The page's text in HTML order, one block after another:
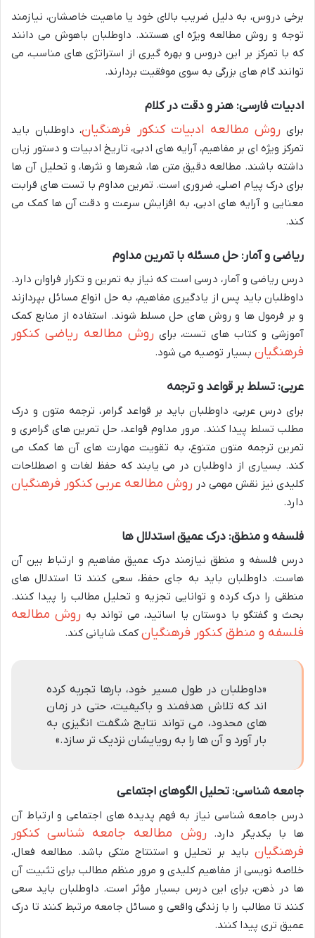
برخی دروس، به دلیل ضریب بالای خود یا ماهیت خاصشان، نیازمند
توجه و روش مطالعه ویژه ای هستند. داوطلبان باهوش می دانند
که با تمرکز بر این دروس و بهره گیری از استراتژی های مناسب، می
توانند گام های بزرگی به سوی موفقیت بردارند.
ادبیات فارسی: هنر و دقت در کلام
برای روش مطالعه ادبیات کنکور فرهنگیان، داوطلبان باید
تمرکز ویژه ای بر مفاهیم، آرایه های ادبی، تاریخ ادبیات و دستور زبان
داشته باشند. مطالعه دقیق متن ها، شعرها و نثرها، و تحلیل آن ها
برای درک پیام اصلی، ضروری است. تمرین مداوم با تست های قرابت
معنایی و آرایه های ادبی، به افزایش سرعت و دقت آن ها کمک می
کند.
ریاضی و آمار: حل مسئله با تمرین مداوم
درس ریاضی و آمار، درسی است که نیاز به تمرین و تکرار فراوان دارد.
داوطلبان باید پس از یادگیری مفاهیم، به حل انواع مسائل بپردازند
و بر فرمول ها و روش های حل مسلط شوند. استفاده از منابع کمک
آموزشی و کتاب های تست، برای روش مطالعه ریاضی کنکور
فرهنگیان بسیار توصیه می شود.
عربی: تسلط بر قواعد و ترجمه
برای درس عربی، داوطلبان باید بر قواعد گرامر، ترجمه متون و درک
مطلب تسلط پیدا کنند. مرور مداوم قواعد، حل تمرین های گرامری و
تمرین ترجمه متون متنوع، به تقویت مهارت های آن ها کمک می
کند. بسیاری از داوطلبان در می یابند که حفظ لغات و اصطلاحات
کلیدی نیز نقش مهمی در روش مطالعه عربی کنکور فرهنگیان
دارد.
فلسفه و منطق: درک عمیق استدلال ها
درس فلسفه و منطق نیازمند درک عمیق مفاهیم و ارتباط بین آن
هاست. داوطلبان باید به جای حفظ، سعی کنند تا استدلال های
منطقی را درک کرده و توانایی تجزیه و تحلیل مطالب را پیدا کنند.
بحث و گفتگو با دوستان یا اساتید، می تواند به روش مطالعه
فلسفه و منطق کنکور فرهنگیان کمک شایانی کند.
«داوطلبان در طول مسیر خود، بارها تجربه کرده
اند که تلاش هدفمند و باکیفیت، حتی در زمان
های محدود، می تواند نتایج شگفت انگیزی به
بار آورد و آن ها را به رویایشان نزدیک تر سازد.»
جامعه شناسی: تحلیل الگوهای اجتماعی
درس جامعه شناسی نیاز به فهم پدیده های اجتماعی و ارتباط آن
ها با یکدیگر دارد. روش مطالعه جامعه شناسی کنکور
فرهنگیان باید بر تحلیل و استنتاج متکی باشد. مطالعه فعال،
خلاصه نویسی از مفاهیم کلیدی و مرور منظم مطالب برای تثبیت آن
ها در ذهن، برای این درس بسیار مؤثر است. داوطلبان باید سعی
کنند تا مطالب را با زندگی واقعی و مسائل جامعه مرتبط کنند تا درک
عمیق تری پیدا کنند.